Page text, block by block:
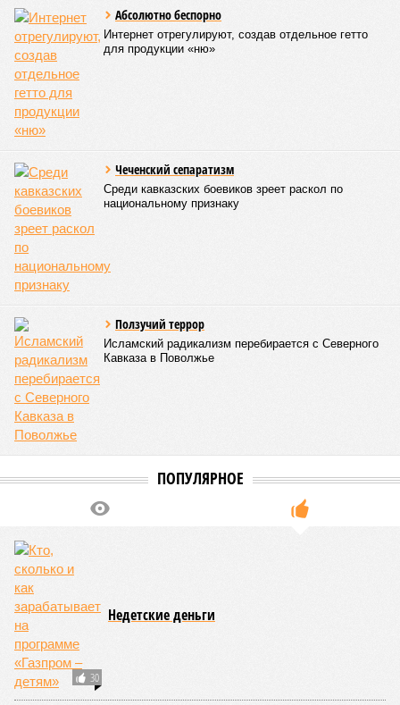
Абсолютно беспорно
Интернет отрегулируют, создав отдельное гетто
для продукции «ню»
Чеченский сепаратизм
Среди кавказских боевиков зреет раскол по
национальному признаку
Ползучий террор
Исламский радикализм перебирается с Северного
Кавказа в Поволжье
ПОПУЛЯРНОЕ
30
Недетские деньги